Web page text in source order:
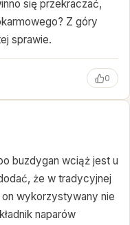
się przekraczać,
Z góry
sprawie.
0
buzdygan wciąż jest u
że w tradycyjnej
wykorzystywany nie
naparów